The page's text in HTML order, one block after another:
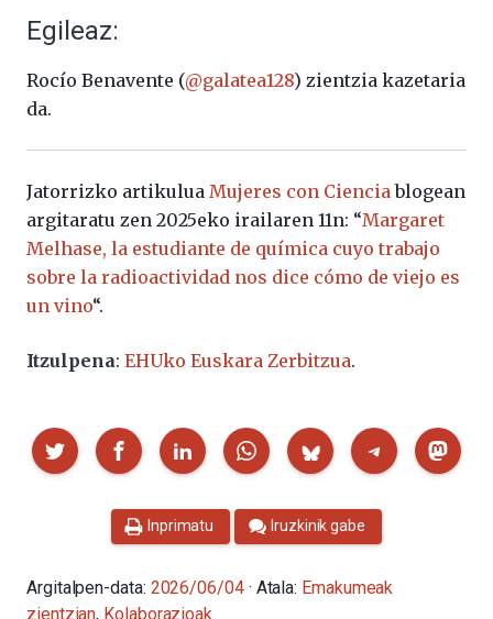
Egileaz:
Rocío Benavente (@galatea128) zientzia kazetaria
da.
Jatorrizko artikulua Mujeres con Cienciablogean
argitaratu zen 2025eko irailaren 11n: “Margaret
Melhase, la estudiante de química cuyo trabajo
sobre la radioactividad nos dice cómo de viejo es
un vino“.
Itzulpena: EHUko Euskara Zerbitzua.
Partekatu
Inprimatu Iruzkinik gabe
Argitalpen-data: 2026/06/04 · Atala: Emakumeak
zientzian, Kolaborazioak